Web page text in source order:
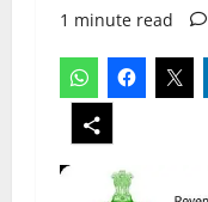
1 minute read